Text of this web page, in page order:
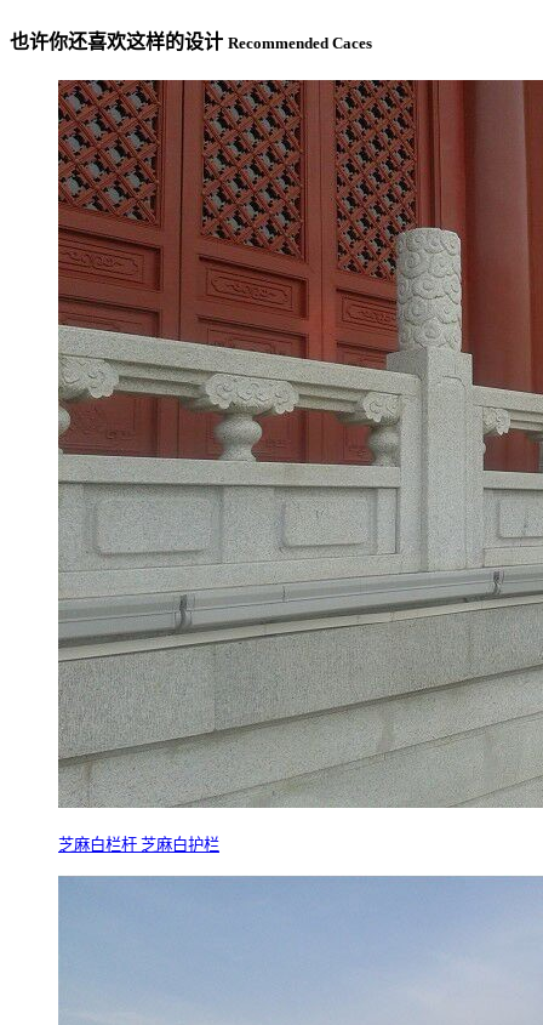
也许你还喜欢这样的设计 Recommended Caces
芝麻白栏杆 芝麻白护栏